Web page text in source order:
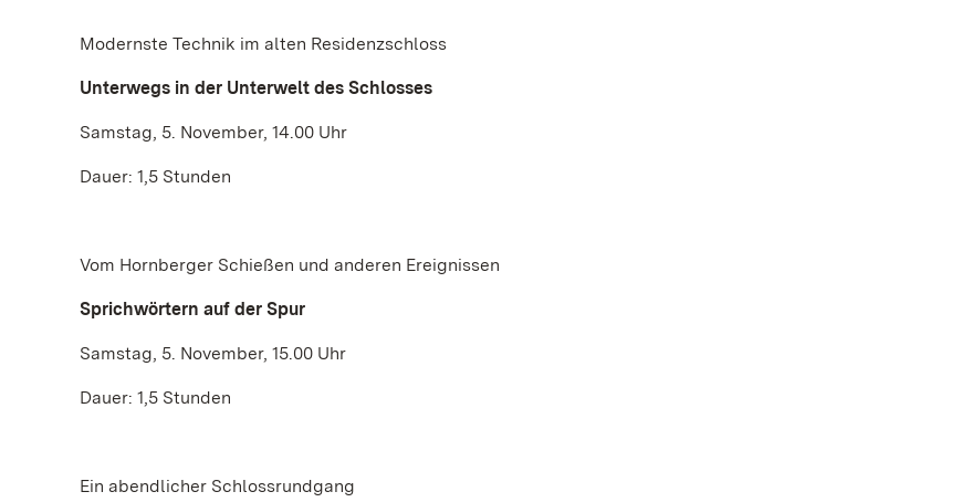
Modernste Technik im alten Residenzschloss
Unterwegs in der Unterwelt des Schlosses
Samstag, 5. November, 14.00 Uhr
Dauer: 1,5 Stunden
Vom Hornberger Schießen und anderen Ereignissen
Sprichwörtern auf der Spur
Samstag, 5. November, 15.00 Uhr
Dauer: 1,5 Stunden
Ein abendlicher Schlossrundgang